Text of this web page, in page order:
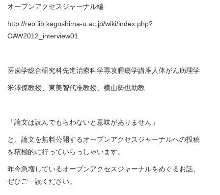
オープンアクセスジャーナル編
http://reo.lib.kagoshima-u.ac.jp/wiki/index.php?
OAW2012_interview01
医歯学総合研究科先進治療科学専攻腫瘍学講座人体がん病理学
米澤傑教授、東美智代准教授、横山勢也助教
「論文は読んでもらわないと意味がありません」
と、論文を無料公開するオープンアクセスジャーナルへの投稿
を積極的に行っていらっしゃいます。
昨今急増しているオープンアクセスジャーナルをめぐるお話、
ぜひご一読ください。